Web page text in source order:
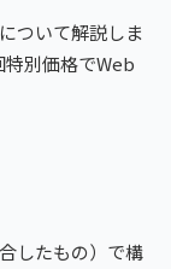
ついて解説しま
特別価格でWeb
したもの）で構